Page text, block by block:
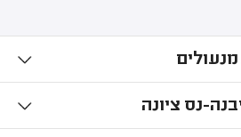
נס ציונה